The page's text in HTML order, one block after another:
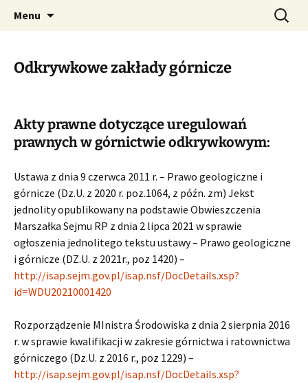
SPIS – Stowarzyszenie
Polskich Inżynierów
Strzałowych
Menu Szukaj:
Odkrywkowe zakłady górnicze
Akty prawne dotyczące uregulowań
prawnych w górnictwie odkrywkowym:
Ustawa z dnia 9 czerwca 2011 r. – Prawo geologiczne i
górnicze (Dz.U. z 2020 r. poz.1064, z późn. zm) Jekst
jednolity opublikowany na podstawie Obwieszczenia
Marszałka Sejmu RP z dnia 2 lipca 2021 w sprawie
ogłoszenia jednolitego tekstu ustawy – Prawo geologiczne
i górnicze (DZ.U. z 2021r., poz 1420) –
http://isap.sejm.gov.pl/isap.nsf/DocDetails.xsp?
id=WDU20210001420
Rozporządzenie MInistra Środowiska z dnia 2 sierpnia 2016
r. w sprawie kwalifikacji w zakresie górnictwa i ratownictwa
górniczego (Dz.U. z 2016 r., poz 1229) –
http://isap.sejm.gov.pl/isap.nsf/DocDetails.xsp?